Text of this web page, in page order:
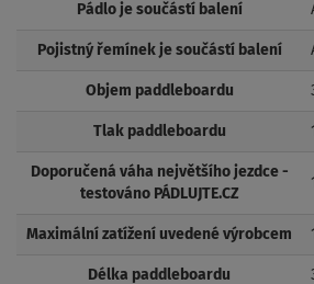
Pádlo je součástí balení
Pojistný řemínek je součástí balení
Objem paddleboardu
Tlak paddleboardu
Doporučená váha největšího jezdce -
testováno PÁDLUJTE.CZ
Maximální zatížení uvedené výrobcem
Délka paddleboardu